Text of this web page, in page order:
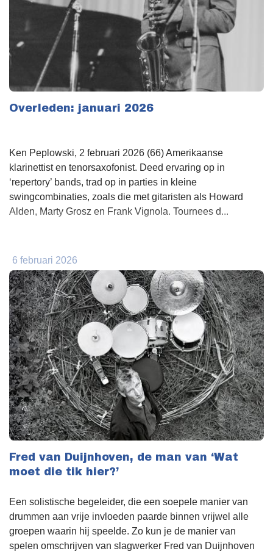
Overleden: januari 2026
Ken Peplowski, 2 februari 2026 (66) Amerikaanse
klarinettist en tenorsaxofonist. Deed ervaring op in
‘repertory’ bands, trad op in parties in kleine
swingcombinaties, zoals die met gitaristen als Howard
Alden, Marty Grosz en Frank Vignola. Tournees d...
6 februari 2026
Fred van Duijnhoven, de man van ‘Wat
moet die tik hier?’
Een solistische begeleider, die een soepele manier van
drummen aan vrije invloeden paarde binnen vrijwel alle
groepen waarin hij speelde. Zo kun je de manier van
spelen omschrijven van slagwerker Fred van Duijnhoven